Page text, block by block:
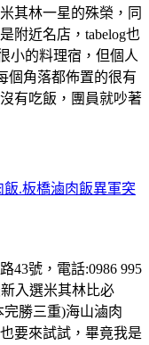
其林一星的殊榮，同
附近名店，tabelog也
小的料理宿，但個人
個角落都佈置的很有
有吃飯，團員就吵著
飯.板橋滷肉飯異軍突
43號，電話:0986 995
新入選米其林比必
勝三重)海山滷肉
要來試試，畢竟我是